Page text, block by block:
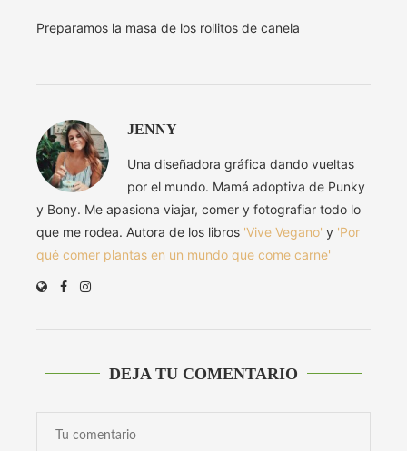
Preparamos la masa de los rollitos de canela
JENNY
Una diseñadora gráfica dando vueltas
por el mundo. Mamá adoptiva de Punky
y Bony. Me apasiona viajar, comer y fotografiar todo lo
que me rodea. Autora de los libros 'Vive Vegano' y 'Por
qué comer plantas en un mundo que come carne'
DEJA TU COMENTARIO